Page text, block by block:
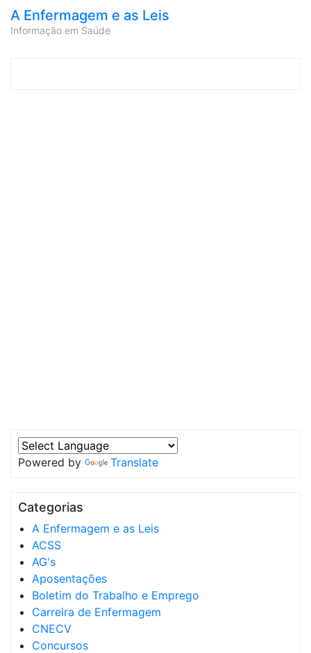
A Enfermagem e as Leis
Informação em Saúde
Powered by Translate
Categorias
A Enfermagem e as Leis
ACSS
AG's
Aposentações
Boletim do Trabalho e Emprego
Carreira de Enfermagem
CNECV
Concursos